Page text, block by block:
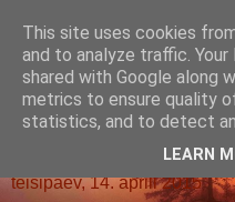
Oh. Jah.
teisipäev, 14. aprill 2015
This site uses cookies
and to analyze traffic.
shared with Google along
metrics to ensure quality
statistics, and to detect
LEARN